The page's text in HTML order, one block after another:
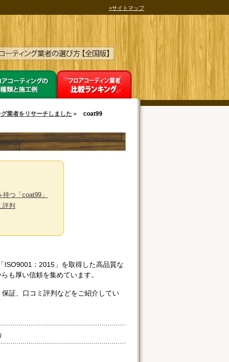
>サイトマップ
業者をリサーチしました » coat99
つ「coat99」
判
ISO9001：2015」を取得した高品質な
も厚い信頼を集めています。
証、口コミ評判などをご紹介してい